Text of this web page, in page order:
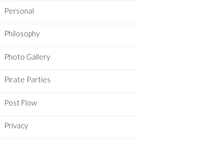
Personal
Philosophy
Photo Gallery
Pirate Parties
Post Flow
Privacy